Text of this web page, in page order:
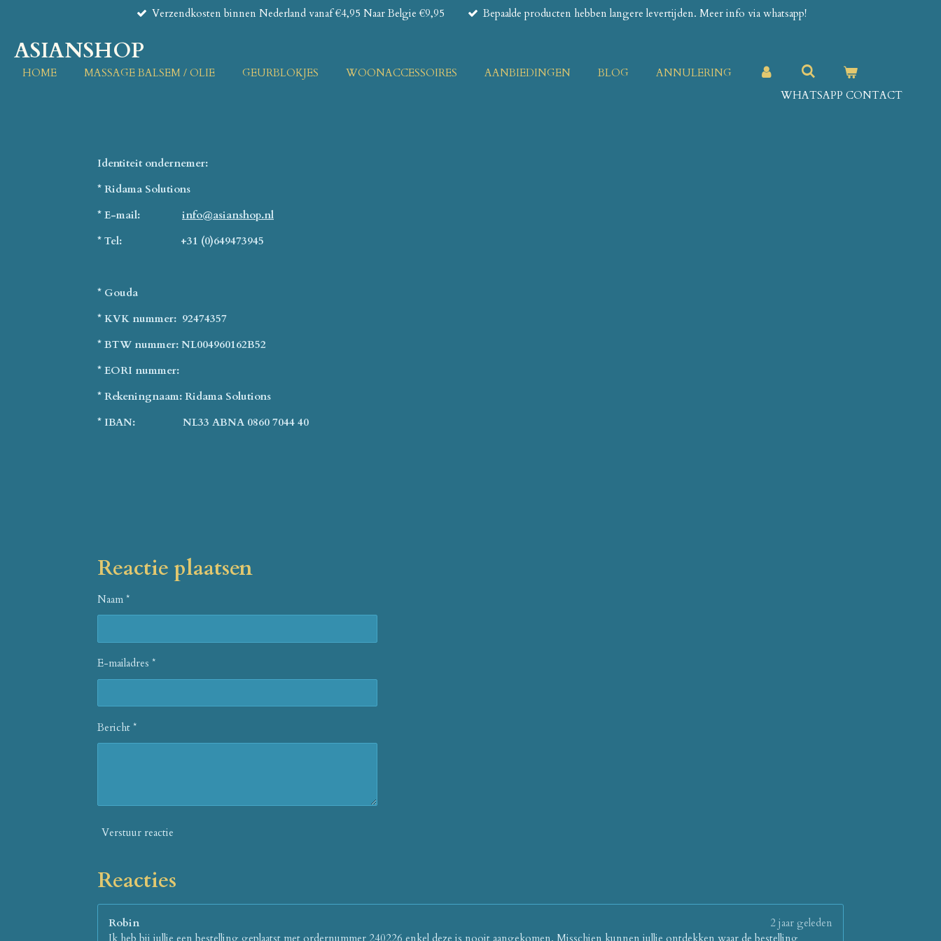
naar
de
hoofdinhoud
Verzendkosten binnen Nederland vanaf €4,95 Naar Belgie €9,95 Bepaalde producten hebben langere levertijden. Meer info via whatsapp!
ASIANSHOP
HOME MASSAGE BALSEM / OLIE GEURBLOKJES WOONACCESSOIRES AANBIEDINGEN BLOG
ANNULERING
WHATSAPP CONTACT
Identiteit ondernemer:
* Ridama Solutions
* E-mail: info@asianshop.nl
* Tel: +31 (0)649473945
* Gouda
* KVK nummer: 92474357
* BTW nummer: NL004960162B52
* EORI nummer:
* Rekeningnaam: Ridama Solutions
* IBAN: NL33 ABNA 0860 7044 40
Reactie plaatsen
Naam *
E-mailadres *
Bericht *
Verstuur reactie
Reacties
Robin
2 jaar geleden